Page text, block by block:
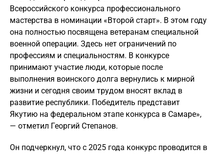
Всероссийского конкурса профессионального
мастерства в номинации «Второй старт». В этом году
она полностью посвящена ветеранам специальной
военной операции. Здесь нет ограничений по
профессиям и специальностям. В конкурсе
принимают участие люди, которые после
выполнения воинского долга вернулись к мирной
жизни и сегодня своим трудом вносят вклад в
развитие республики. Победитель представит
Якутию на федеральном этапе конкурса в Самаре»,
— отметил Георгий Степанов.
Он подчеркнул, что с 2025 года конкурс проводится в